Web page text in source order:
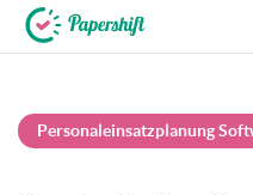
Personaleinsatzplanung